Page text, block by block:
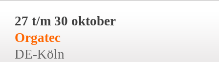
27 t/m 30 oktober
Orgatec
DE-Köln